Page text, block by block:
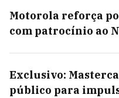
Motorola reforça
com patrocínio ao
Exclusivo:
público para